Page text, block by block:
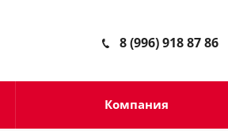
8 (996) 918 87 86
Компания